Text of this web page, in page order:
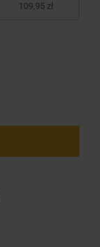
109,95 zł